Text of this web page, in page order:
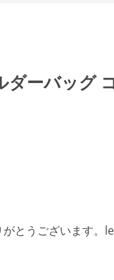
ダーバッグ
とうございます。